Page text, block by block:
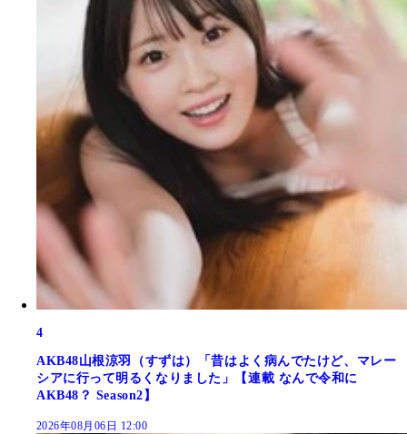
4
AKB48山根涼羽（すずは）「昔はよく病んでたけど、マレー
シアに行って明るくなりました」【連載 なんで令和に
AKB48？ Season2】
2026年08月06日 12:00